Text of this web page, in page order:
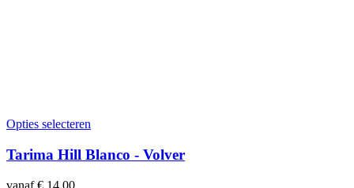
Opties selecteren
Tarima Hill Blanco - Volver
vanaf€ 14,00